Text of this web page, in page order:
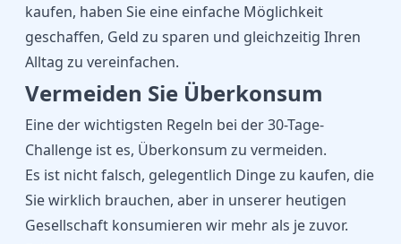
kaufen, haben Sie eine einfache Möglichkeit
geschaffen, Geld zu sparen und gleichzeitig Ihren
Alltag zu vereinfachen.
Vermeiden Sie Überkonsum
Eine der wichtigsten Regeln bei der 30-Tage-
Challenge ist es, Überkonsum zu vermeiden.
Es ist nicht falsch, gelegentlich Dinge zu kaufen, die
Sie wirklich brauchen, aber in unserer heutigen
Gesellschaft konsumieren wir mehr als je zuvor.